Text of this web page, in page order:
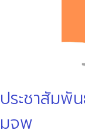
ประชาสัมพั
มจพ